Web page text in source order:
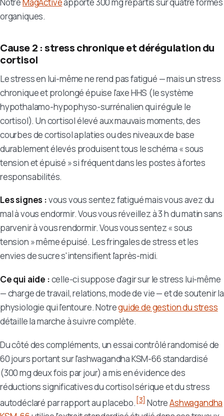
NotreMagActiveapporte 300 mg répartis sur quatre formes
organiques.
Cause 2 : stress chronique et dérégulation du
cortisol
Le stress en lui-même ne rend pas fatigué — mais un stress
chronique et prolongé épuise l'axe HHS (le système
hypothalamo-hypophyso-surrénalien qui régule le
cortisol). Un cortisol élevé aux mauvais moments, des
courbes de cortisol aplaties ou des niveaux de base
durablement élevés produisent tous le schéma « sous
tension et épuisé » si fréquent dans les postes à fortes
responsabilités.
Les signes :vous vous sentez fatigué mais vous avez du
mal à vous endormir. Vous vous réveillez à 3 h du matin sans
parvenir à vous rendormir. Vous vous sentez « sous
tension » même épuisé. Les fringales de stress et les
envies de sucre s'intensifient l'après-midi.
Ce qui aide :celle-ci suppose d'agir sur le stress lui-même
— charge de travail, relations, mode de vie — et de soutenir la
physiologie qui l'entoure. Notreguide de gestion du stress
détaille la marche à suivre complète.
Du côté des compléments, un essai contrôlé randomisé de
60 jours portant sur l'ashwagandha KSM-66 standardisé
(300 mg deux fois par jour) a mis en évidence des
réductions significatives du cortisol sérique et du stress
autodéclaré par rapport au placebo.[3]NotreAshwagandha